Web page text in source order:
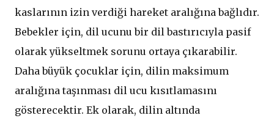
kaslarının izin verdiği hareket aralığına bağlıdır.
Bebekler için, dil ucunu bir dil bastırıcıyla pasif
olarak yükseltmek sorunu ortaya çıkarabilir.
Daha büyük çocuklar için, dilin maksimum
aralığına taşınması dil ucu kısıtlamasını
gösterecektir. Ek olarak, dilin altında